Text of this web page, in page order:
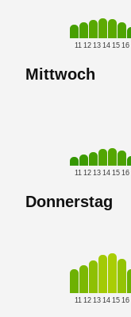
11 12 13 14 15 16
Mittwoch
11 12 13 14 15 16
Donnerstag
11 12 13 14 15 16